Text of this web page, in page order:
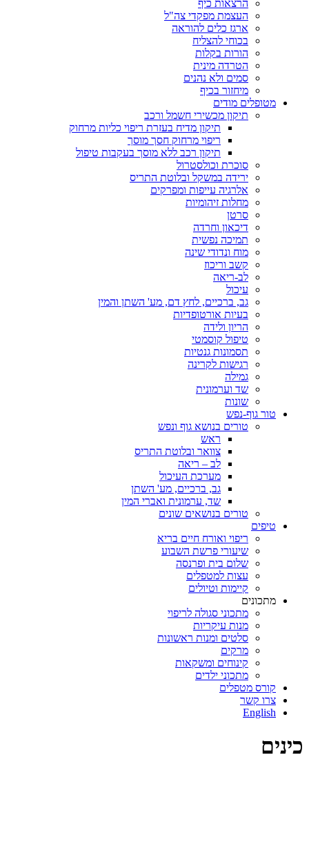
הרצאות כיף
העצמת מפקדי צה"ל
ארגז כלים להוראה
בכוחי להצליח
הורות בקלות
הטרדה מינית
סמים ולא נהנים
מיחזור בכיף
מטופלים מודים
תיקון מכשירי חשמל ורכב
תיקון מדיח בעזרת ריפוי כליות מרחוק
ריפוי מרחוק חסך מוסך
תיקון רכב ללא מוסך בעקבות טיפול
סוכרת וכולסטרול
ירידה במשקל ובלוטת התריס
אלרגיה עייפות ומפרקים
מחלות זיהומיות
סרטן
דיכאון וחרדה
תמיכה נפשית
מוח ונדודי שינה
קשב וריכוז
לב-ריאה
עיכול
גב, ברכיים, לחץ דם, מע' השתן והמין
בעיות אורטופדיות
הריון ולידה
טיפול קוסמטי
תסמונות גנטיות
רגישות לקרינה
גמילה
שד וערמונית
שונות
טור גוף-נפש
טורים בנושא גוף ונפש
ראש
צוואר ובלוטת התריס
לב – ריאה
מערכת העיכול
גב, ברכיים, מע' השתן
שד, ערמונית ואברי המין
טורים בנושאים שונים
טיפים
ריפוי ואורח חיים בריא
שיעורי פרשת השבוע
שלום בית ופרנסה
עצות למטפלים
קיימות וטיולים
מתכונים
מתכוני סגולה לריפוי
מנות עיקריות
סלטים ומנות ראשונות
מרקים
קינוחים ומשקאות
מתכוני ילדים
קורס מטפלים
צרו קשר
English
כינים